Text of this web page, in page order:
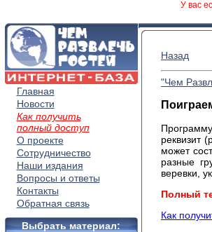
У вас
Главная
Новости
Как получить
полный доступ
О проекте
Сотрудничество
Наши издания
Вопросы и ответы
Контакты
Обратная связь
Выбрать материал:
Назад
"Чем
реквизит
может
разные
веревки,
Полный
Как